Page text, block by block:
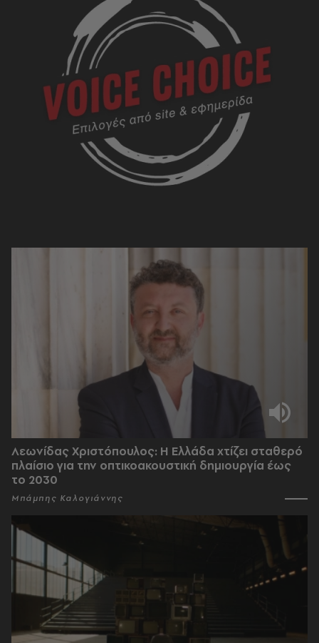
Λεωνίδας Χριστόπουλος: Η Ελλάδα χτίζει σταθερό
πλαίσιο για την οπτικοακουστική δημιουργία έως
το 2030
Μπάμπης Καλογιάννης